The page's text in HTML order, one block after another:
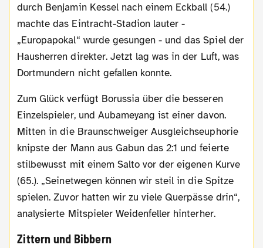
durch Benjamin Kessel nach einem Eckball (54.)
machte das Eintracht-Stadion lauter -
„Europapokal“ wurde gesungen - und das Spiel der
Hausherren direkter. Jetzt lag was in der Luft, was
Dortmundern nicht gefallen konnte.
Zum Glück verfügt Borussia über die besseren
Einzelspieler, und Aubameyang ist einer davon.
Mitten in die Braunschweiger Ausgleichseuphorie
knipste der Mann aus Gabun das 2:1 und feierte
stilbewusst mit einem Salto vor der eigenen Kurve
(65.). „Seinetwegen können wir steil in die Spitze
spielen. Zuvor hatten wir zu viele Querpässe drin“,
analysierte Mitspieler Weidenfeller hinterher.
Zittern und Bibbern